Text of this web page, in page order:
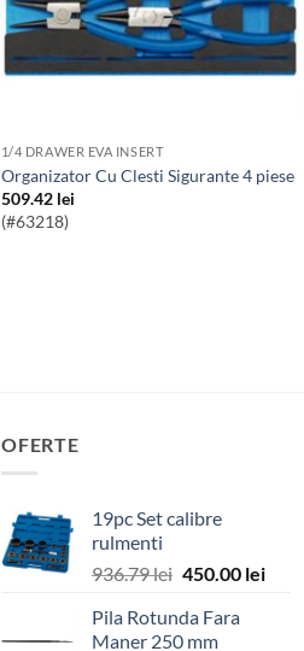
1/4 DRAWER EVA INSERT
Organizator Cu Clesti Sigurante 4 piese
509.42 lei
(#63218)
OFERTE
19pc Set calibre
rulmenti
936.79lei Prețul
a
450.00 leiPrețul
Pila Rotunda Fara
Maner 250 mm